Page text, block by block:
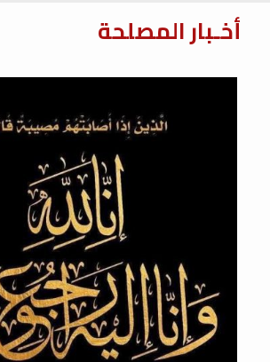
أخـبار المصلحة